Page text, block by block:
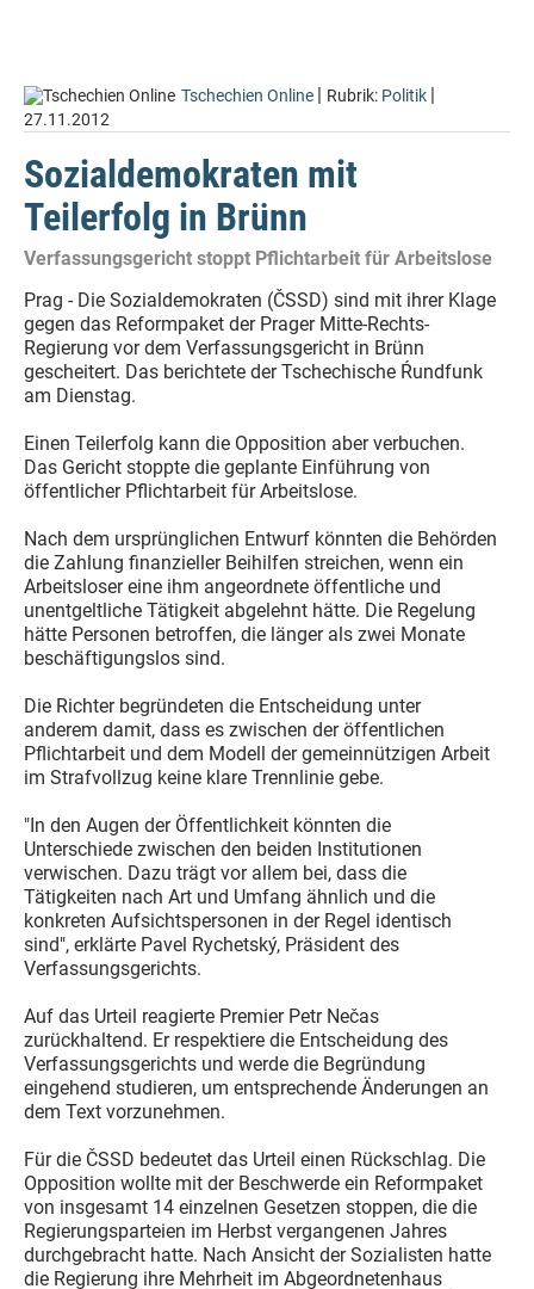
Tschechien Online | Rubrik: Politik |
27.11.2012
Sozialdemokraten mit
Teilerfolg in Brünn
Verfassungsgericht stoppt Pflichtarbeit für Arbeitslose
Prag - Die Sozialdemokraten (ČSSD) sind mit ihrer Klage
gegen das Reformpaket der Prager Mitte-Rechts-
Regierung vor dem Verfassungsgericht in Brünn
gescheitert. Das berichtete der Tschechische Ŕundfunk
am Dienstag.
Einen Teilerfolg kann die Opposition aber verbuchen.
Das Gericht stoppte die geplante Einführung von
öffentlicher Pflichtarbeit für Arbeitslose.
Nach dem ursprünglichen Entwurf könnten die Behörden
die Zahlung finanzieller Beihilfen streichen, wenn ein
Arbeitsloser eine ihm angeordnete öffentliche und
unentgeltliche Tätigkeit abgelehnt hätte. Die Regelung
hätte Personen betroffen, die länger als zwei Monate
beschäftigungslos sind.
Die Richter begründeten die Entscheidung unter
anderem damit, dass es zwischen der öffentlichen
Pflichtarbeit und dem Modell der gemeinnützigen Arbeit
im Strafvollzug keine klare Trennlinie gebe.
"In den Augen der Öffentlichkeit könnten die
Unterschiede zwischen den beiden Institutionen
verwischen. Dazu trägt vor allem bei, dass die
Tätigkeiten nach Art und Umfang ähnlich und die
konkreten Aufsichtspersonen in der Regel identisch
sind", erklärte Pavel Rychetský, Präsident des
Verfassungsgerichts.
Auf das Urteil reagierte Premier Petr Nečas
zurückhaltend. Er respektiere die Entscheidung des
Verfassungsgerichts und werde die Begründung
eingehend studieren, um entsprechende Änderungen an
dem Text vorzunehmen.
Für die ČSSD bedeutet das Urteil einen Rückschlag. Die
Opposition wollte mit der Beschwerde ein Reformpaket
von insgesamt 14 einzelnen Gesetzen stoppen, die die
Regierungsparteien im Herbst vergangenen Jahres
durchgebracht hatte. Nach Ansicht der Sozialisten hatte
die Regierung ihre Mehrheit im Abgeordnetenhaus